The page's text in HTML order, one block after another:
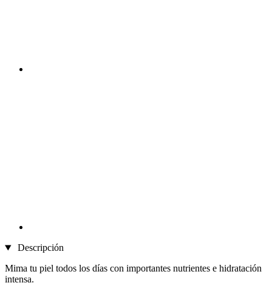
Descripción
Mima tu piel todos los días con importantes nutrientes e hidratación
intensa.